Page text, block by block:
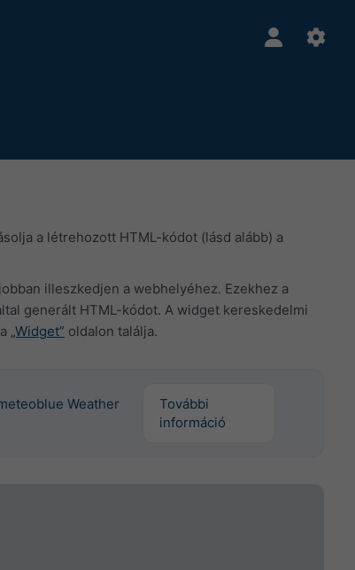
a létrehozott HTML-kódot (lásd alább) a
illeszkedjen a webhelyéhez. Ezekhez a
generált HTML-kódot. A widget kereskedelmi
„Widget” oldalon találja.
Weather
További
információ